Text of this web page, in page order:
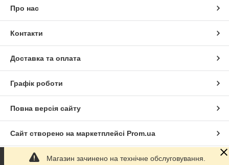
Про нас
Контакти
Доставка та оплата
Графік роботи
Повна версія сайту
Сайт створено на маркетплейсі Prom.ua
Політика конфіденційності
Магазин зачинено на технічне обслуговування.